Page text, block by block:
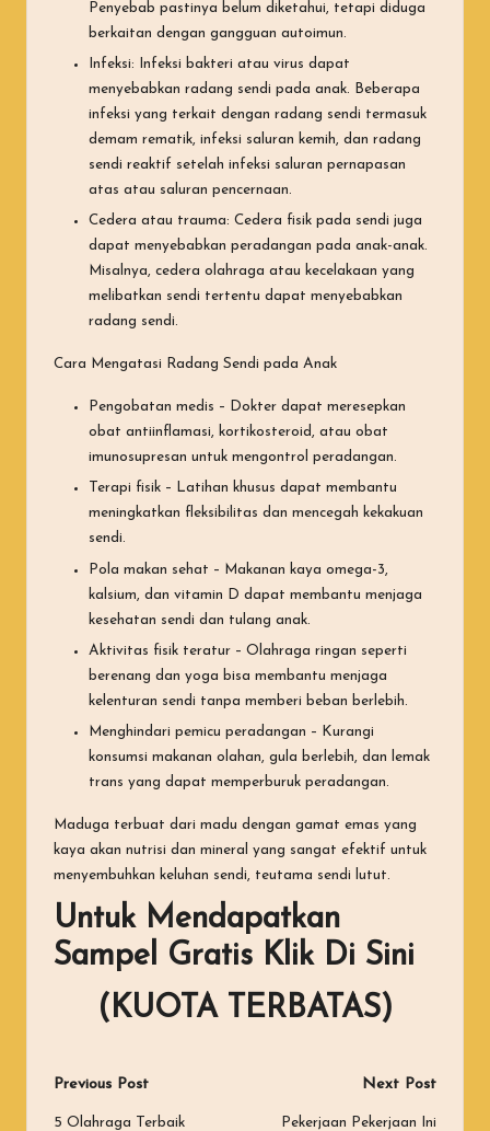
Penyebab pastinya belum diketahui, tetapi diduga
berkaitan dengan gangguan autoimun.
Infeksi: Infeksi bakteri atau virus dapat
menyebabkan radang sendi pada anak. Beberapa
infeksi yang terkait dengan radang sendi termasuk
demam rematik, infeksi saluran kemih, dan radang
sendi reaktif setelah infeksi saluran pernapasan
atas atau saluran pencernaan.
Cedera atau trauma: Cedera fisik pada sendi juga
dapat menyebabkan peradangan pada anak-anak.
Misalnya, cedera olahraga atau kecelakaan yang
melibatkan sendi tertentu dapat menyebabkan
radang sendi.
Cara Mengatasi Radang Sendi pada Anak
Pengobatan medis – Dokter dapat meresepkan
obat antiinflamasi, kortikosteroid, atau obat
imunosupresan untuk mengontrol peradangan.
Terapi fisik – Latihan khusus dapat membantu
meningkatkan fleksibilitas dan mencegah kekakuan
sendi.
Pola makan sehat – Makanan kaya omega-3,
kalsium, dan vitamin D dapat membantu menjaga
kesehatan sendi dan tulang anak.
Aktivitas fisik teratur – Olahraga ringan seperti
berenang dan yoga bisa membantu menjaga
kelenturan sendi tanpa memberi beban berlebih.
Menghindari pemicu peradangan – Kurangi
konsumsi makanan olahan, gula berlebih, dan lemak
trans yang dapat memperburuk peradangan.
Maduga terbuat dari madu dengan gamat emas yang
kaya akan nutrisi dan mineral yang sangat efektif untuk
menyembuhkan keluhan sendi, teutama sendi lutut.
Untuk Mendapatkan
Sampel Gratis Klik Di Sini
(KUOTA TERBATAS)
Post
Previous Post
5 Olahraga Terbaik
Next Post
Pekerjaan Pekerjaan Ini